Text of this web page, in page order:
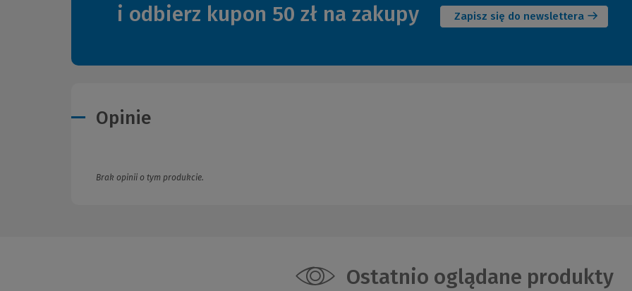
i odbierz kupon 50 zł na zakupy Zapisz się do newslettera
okno)
Opinie
Brak opinii o tym produkcie.
Ostatnio oglądane produkty